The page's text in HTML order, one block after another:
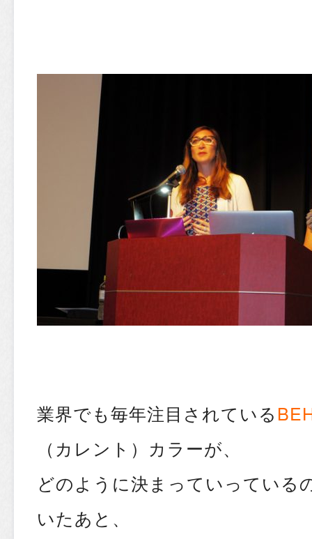
業界でも毎年注目されている
（カレント）カラーが、
どのように決まっていっている
いたあと、